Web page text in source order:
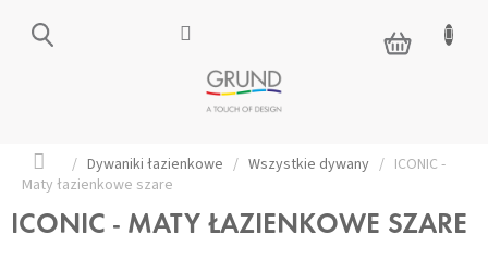
KOSZYK
Home
/ Dywaniki łazienkowe / Wszystkie dywany / ICONIC -
Maty łazienkowe szare
ICONIC - MATY ŁAZIENKOWE SZARE